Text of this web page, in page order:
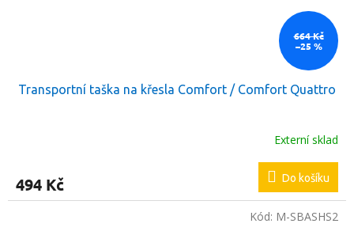
664 Kč
–25 %
Transportní taška na křesla Comfort / Comfort Quattro
Externí sklad
494 Kč Do košíku
Kód: M-SBASHS2